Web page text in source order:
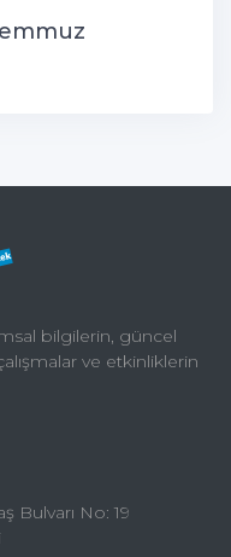
bilgilerin, güncel
ve etkinliklerin
Bulvarı No: 19